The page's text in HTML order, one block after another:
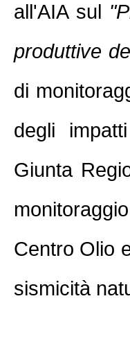
all'AIA sul
produttive
di
degli
Giunta
Centro Olio
sismicità